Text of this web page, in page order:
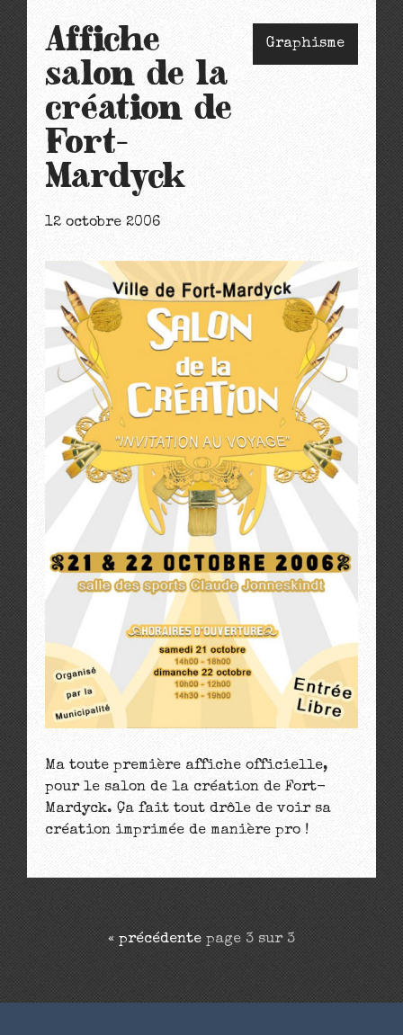
Affiche
salon de la
création de
Fort-
Mardyck
12 octobre 2006
Graphisme
Ma toute première affiche officielle,
pour le salon de la création de Fort-
Mardyck. Ça fait tout drôle de voir sa
création imprimée de manière pro !
« précédente page 3 sur 3